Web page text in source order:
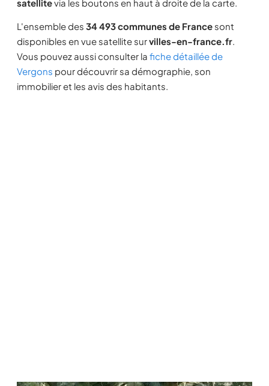
satellitevia les boutons en haut à droite de la carte.
L'ensemble des 34 493 communes de France sont
disponibles en vue satellite survilles-en-france.fr.
Vous pouvez aussi consulter la fiche détaillée de
Vergons pour découvrir sa démographie, son
immobilier et les avis des habitants.